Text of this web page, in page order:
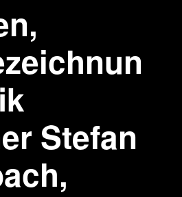
Stefan